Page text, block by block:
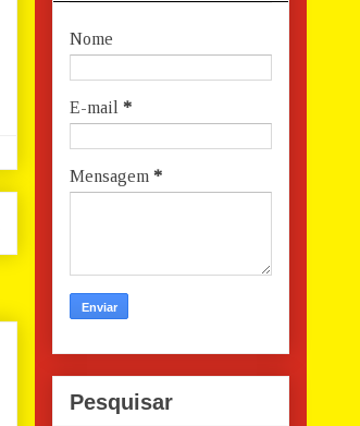
Nome
E-mail *
Mensagem *
Pesquisar